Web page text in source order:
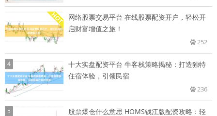
网络股票交易平台 在线股票配资开户，轻松开
启财富增值之旅！
252
4
十大实盘配资平台 牛客栈策略揭秘：打造独特
住宿体验，引领民宿
236
5
股票爆仓什么意思 HOMS钱江版配资攻略：轻